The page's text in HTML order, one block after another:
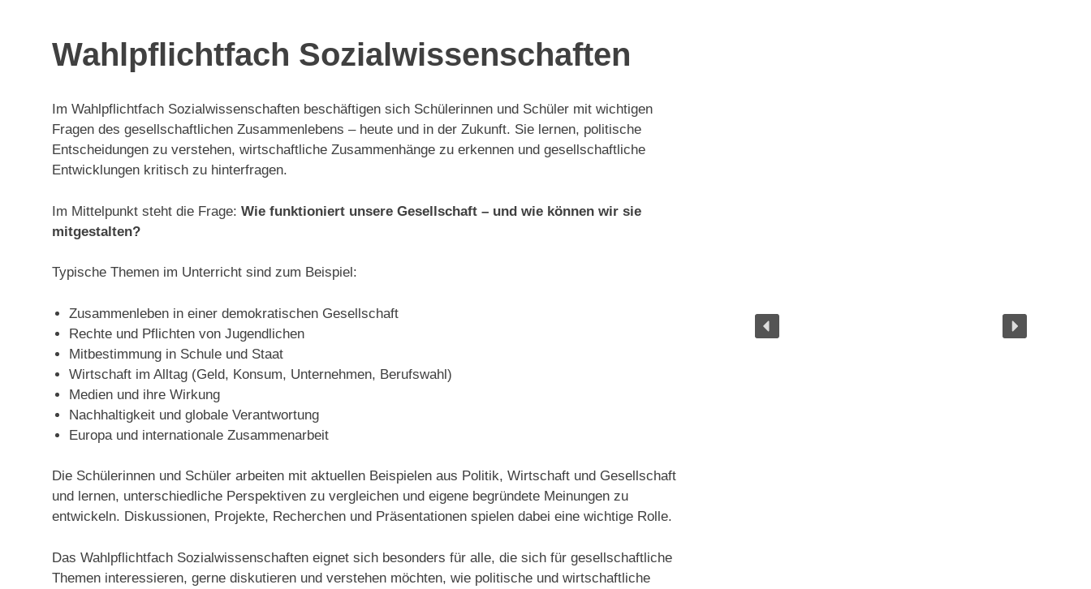
Wahlpflichtfach Sozialwissenschaften
Im Wahlpflichtfach Sozialwissenschaften beschäftigen sich Schülerinnen und Schüler mit wichtigen
Fragen des gesellschaftlichen Zusammenlebens – heute und in der Zukunft. Sie lernen, politische
Entscheidungen zu verstehen, wirtschaftliche Zusammenhänge zu erkennen und gesellschaftliche
Entwicklungen kritisch zu hinterfragen.
Im Mittelpunkt steht die Frage: Wie funktioniert unsere Gesellschaft – und wie können wir sie
mitgestalten?
Typische Themen im Unterricht sind zum Beispiel:
Zusammenleben in einer demokratischen Gesellschaft
Rechte und Pflichten von Jugendlichen
Mitbestimmung in Schule und Staat
Wirtschaft im Alltag (Geld, Konsum, Unternehmen, Berufswahl)
Medien und ihre Wirkung
Nachhaltigkeit und globale Verantwortung
Europa und internationale Zusammenarbeit
Die Schülerinnen und Schüler arbeiten mit aktuellen Beispielen aus Politik, Wirtschaft und Gesellschaft
und lernen, unterschiedliche Perspektiven zu vergleichen und eigene begründete Meinungen zu
entwickeln. Diskussionen, Projekte, Recherchen und Präsentationen spielen dabei eine wichtige Rolle.
Das Wahlpflichtfach Sozialwissenschaften eignet sich besonders für alle, die sich für gesellschaftliche
Themen interessieren, gerne diskutieren und verstehen möchten, wie politische und wirtschaftliche